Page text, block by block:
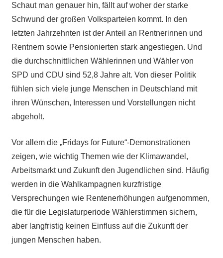
Schaut man genauer hin, fällt auf woher der starke
Schwund der großen Volksparteien kommt. In den
letzten Jahrzehnten ist der Anteil an Rentnerinnen und
Rentnern sowie Pensionierten stark angestiegen. Und
die durchschnittlichen Wählerinnen und Wähler von
SPD und CDU sind 52,8 Jahre alt. Von dieser Politik
fühlen sich viele junge Menschen in Deutschland mit
ihren Wünschen, Interessen und Vorstellungen nicht
abgeholt.
Vor allem die „Fridays for Future“-Demonstrationen
zeigen, wie wichtig Themen wie der Klimawandel,
Arbeitsmarkt und Zukunft den Jugendlichen sind. Häufig
werden in die Wahlkampagnen kurzfristige
Versprechungen wie Rentenerhöhungen aufgenommen,
die für die Legislaturperiode Wählerstimmen sichern,
aber langfristig keinen Einfluss auf die Zukunft der
jungen Menschen haben.